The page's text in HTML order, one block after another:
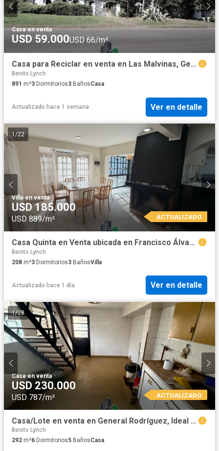
Casa·en venta
USD 59.000USD 66/m²
Casa para Reciclar en venta en Las Malvinas, General Rodríguez
Benito Lynch
891 m²3 Dormitorios3 BañosCasa
Actualizado hace 1 semana Ver en detalle
1 /22
Villa·en venta
USD 185.000
USD 889/m² ACTUALIZADO
Casa Quinta en Venta ubicada en Francisco Álvarez, Moreno, Provincia de BsAs
Benito Lynch
208 m²3 Dormitorios3 BañosVilla
Actualizado hace 1 día Ver en detalle
1/28
Casa·en venta
USD 230.000
USD 787/m² ACTUALIZADO
Casa/Lote en venta en General Rodríguez, Ideal Inversion Comercial
Benito Lynch
292 m²6 Dormitorios5 BañosCasa